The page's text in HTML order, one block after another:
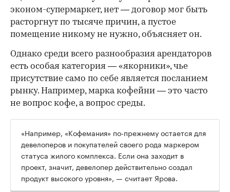
эконом-супермаркет, нет — договор мог быть
расторгнут по тысяче причин, а пустое
помещение никому не нужно, объясняет он.
Однако среди всего разнообразия арендаторов
есть особая категория — «якорники», чье
присутствие само по себе является посланием
рынку. Например, марка кофейни — это часто
не вопрос кофе, а вопрос среды.
«Например, «Кофемания» по-прежнему остается для
девелоперов и покупателей своего рода маркером
статуса жилого комплекса. Если она заходит в
проект, значит, девелопер действительно создал
продукт высокого уровня», — считает Ярова.